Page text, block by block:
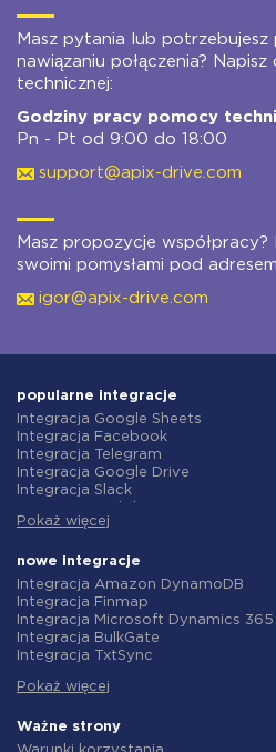
Masz pytania lub potrzebujesz
nawiązaniu połączenia?
technicznej:
Godziny pracy pomocy
Pn - Pt od 9:00 do 18:00
support@apix-drive.com
Masz propozycje współpracy?
swoimi pomysłami pod
igor@apix-drive.com
popularne integracje
Integracja Google Sheets
Integracja Facebook
Integracja Telegram
Integracja Google Drive
Integracja Slack
Integracja Gmail
Integracja ClickUp
Integracja Airtable
Integracja Google Contacts
Integracja OpenAI (ChatGPT)
Integracja Instagram
Integracja ActiveCampaign
Integracja Salesforce CRM
Integracja Notion
Pokaż więcej
nowe integracje
Integracja Amazon DynamoDB
Integracja Finmap
Integracja Microsoft Dynamics 365
Integracja BulkGate
Integracja TxtSync
Integracja Corezoid
Integracja Instasent
Integracja AtomPark
Pokaż więcej
Ważne strony